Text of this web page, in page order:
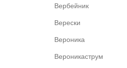
Вербейник
Верески
Вероника
Вероникаструм